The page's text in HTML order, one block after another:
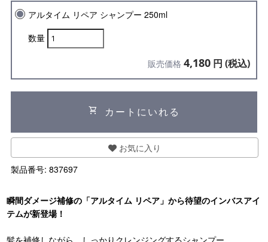
アルタイム リペア シャンプー 250ml
数量
販売価格 4,180 円 (税込)
shopping_cart カートにいれる
お気に入り
製品番号: 837697
瞬間ダメージ補修の「アルタイム リペア」から待望のインバスアイ
テムが新登場！